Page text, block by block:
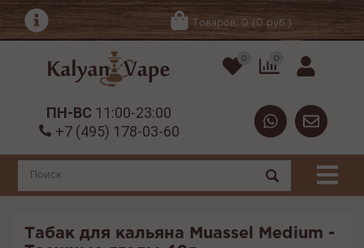
Товаров: 0 (0 руб.)
0 0
ПН-ВС 11:00-23:00
+7 (495) 178-03-60
Табак для кальяна Muassel Medium -